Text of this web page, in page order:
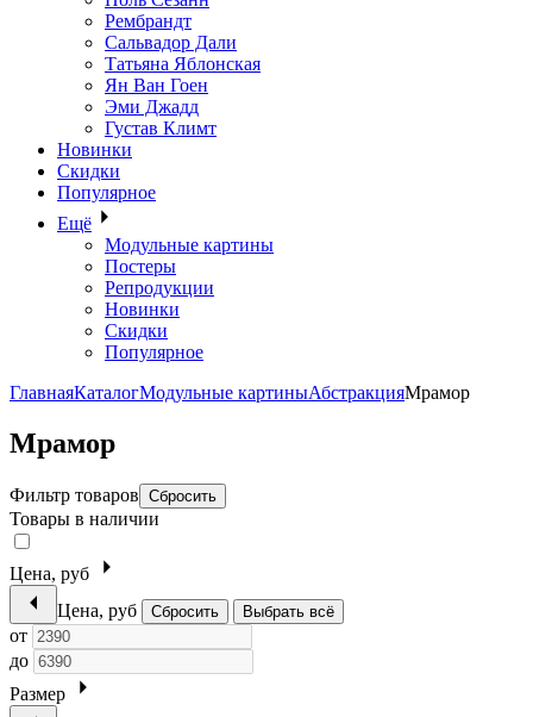
Рембрандт
Сальвадор Дали
Татьяна Яблонская
Ян Ван Гоен
Эми Джадд
Густав Климт
Новинки
Скидки
Популярное
Ещё
Модульные картины
Постеры
Репродукции
Новинки
Скидки
Популярное
ГлавнаяКаталогМодульные картиныАбстракцияМрамор
Мрамор
Фильтр товаров Сбросить
Товары в наличии
Цена, руб
Цена, руб
Сбросить Выбрать всё
от
до
Размер